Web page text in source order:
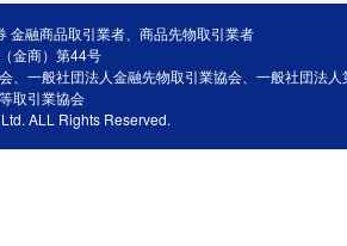
金融商品取引業者、商品先物取引業者
金商）第44号
、一般社団法人金融先物取引業協会、一般社団法
取引業協会
ALL Rights Reserved.